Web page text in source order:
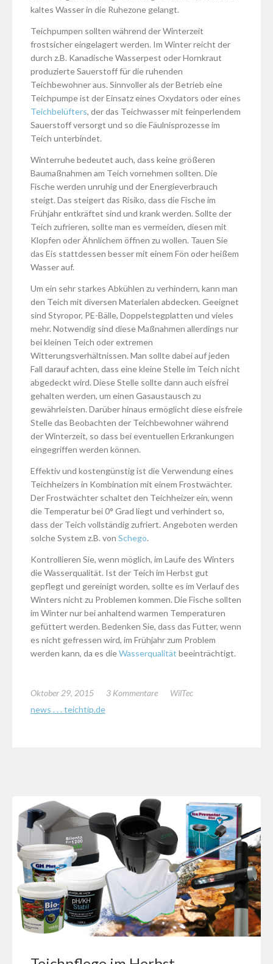
kaltes Wasser in die Ruhezone gelangt.
Teichpumpen sollten während der Winterzeit
frostsicher eingelagert werden. Im Winter reicht der
durch z.B. Kanadische Wasserpest oder Hornkraut
produzierte Sauerstoff für die ruhenden
Teichbewohner aus. Sinnvoller als der Betrieb eine
Teichpumpe ist der Einsatz eines Oxydators oder eines
Teichbelüfters, der das Teichwasser mit feinperlendem
Sauerstoff versorgt und so die Fäulnisprozesse im
Teich unterbindet.
Winterruhe bedeutet auch, dass keine größeren
Baumaßnahmen am Teich vornehmen sollten. Die
Fische werden unruhig und der Energieverbrauch
steigt. Das steigert das Risiko, dass die Fische im
Frühjahr entkräftet sind und krank werden. Sollte der
Teich zufrieren, sollte man es vermeiden, diesen mit
Klopfen oder Ähnlichem öffnen zu wollen. Tauen Sie
das Eis stattdessen besser mit einem Fön oder heißem
Wasser auf.
Um ein sehr starkes Abkühlen zu verhindern, kann man
den Teich mit diversen Materialen abdecken. Geeignet
sind Styropor, PE-Bälle, Doppelstegplatten und vieles
mehr. Notwendig sind diese Maßnahmen allerdings nur
bei kleinen Teich oder extremen
Witterungsverhältnissen. Man sollte dabei auf jeden
Fall darauf achten, dass eine kleine Stelle im Teich nicht
abgedeckt wird. Diese Stelle sollte dann auch eisfrei
gehalten werden, um einen Gasaustausch zu
gewährleisten. Darüber hinaus ermöglicht diese eisfreie
Stelle das Beobachten der Teichbewohner während
der Winterzeit, so dass bei eventuellen Erkrankungen
eingegriffen werden können.
Effektiv und kostengünstig ist die Verwendung eines
Teichheizers in Kombination mit einem Frostwächter.
Der Frostwächter schaltet den Teichheizer ein, wenn
die Temperatur bei 0° Grad liegt und verhindert so,
dass der Teich vollständig zufriert. Angeboten werden
solche System z.B. von Schego.
Kontrollieren Sie, wenn möglich, im Laufe des Winters
die Wasserqualität. Ist der Teich im Herbst gut
gepflegt und gereinigt worden, sollte es im Verlauf des
Winters nicht zu Problemen kommen. Die Fische sollten
im Winter nur bei anhaltend warmen Temperaturen
gefüttert werden. Bedenken Sie, dass das Futter, wenn
es nicht gefressen wird, im Frühjahr zum Problem
werden kann, da es dieWasserqualität beeinträchtigt.
Oktober 29, 2015 3 Kommentare
WilTec
news . . . teichtip.de